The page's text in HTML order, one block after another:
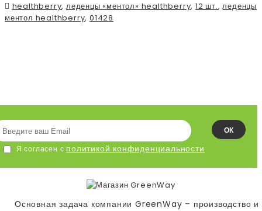
healthberry,леденцы «ментол» healthberry,12 шт.,леденцы
ментол healthberry,01428
ОК
Я согласен с политикой конфиденциальности
Основная задача компании GreenWay – производство и